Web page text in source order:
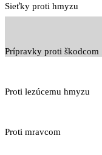
Sieťky proti hmyzu
Prípravky proti škodcom
Proti lezúcemu hmyzu
Proti mravcom